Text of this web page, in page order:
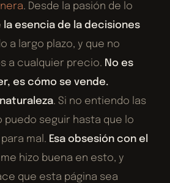
. Desde la pasión de lo
la esencia de la decisiones
a largo plazo, y que no
a cualquier precio. No es
es cómo se vende.
. Si no entiendo las
puedo seguir hasta que lo
mal. Esa obsesión con el
hizo buena en esto, y
que esta página sea